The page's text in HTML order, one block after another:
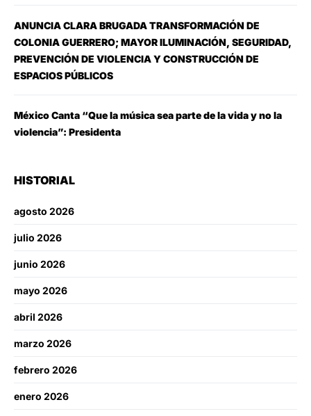
ANUNCIA CLARA BRUGADA TRANSFORMACIÓN DE
COLONIA GUERRERO; MAYOR ILUMINACIÓN, SEGURIDAD,
PREVENCIÓN DE VIOLENCIA Y CONSTRUCCIÓN DE
ESPACIOS PÚBLICOS
México Canta “Que la música sea parte de la vida y no la
violencia”: Presidenta
HISTORIAL
agosto 2026
julio 2026
junio 2026
mayo 2026
abril 2026
marzo 2026
febrero 2026
enero 2026